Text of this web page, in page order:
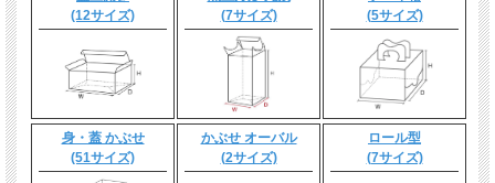
(12サイズ)
(7サイズ)
(5サイズ)
身・蓋 かぶせ
(51サイズ)
かぶせ オーバル
(2サイズ)
ロール型
(7サイズ)